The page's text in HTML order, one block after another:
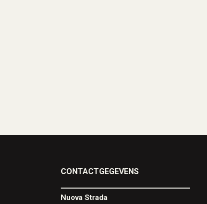
CONTACTGEGEVENS
Nuova Strada